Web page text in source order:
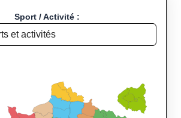
Sport / Activité :